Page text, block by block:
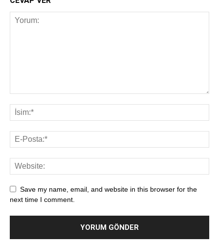
Save my name, email, and website in this browser for the
next time I comment.